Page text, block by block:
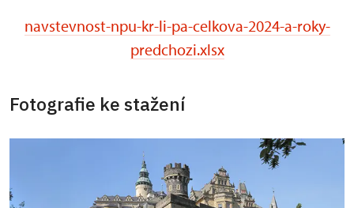
navstevnost-npu-kr-li-pa-celkova-2024-a-roky-
predchozi.xlsx
Fotografie ke stažení